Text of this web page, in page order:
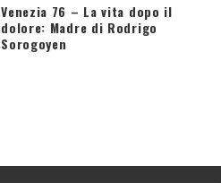
Venezia 76 – La vita dopo il
dolore: Madre di Rodrigo
Sorogoyen